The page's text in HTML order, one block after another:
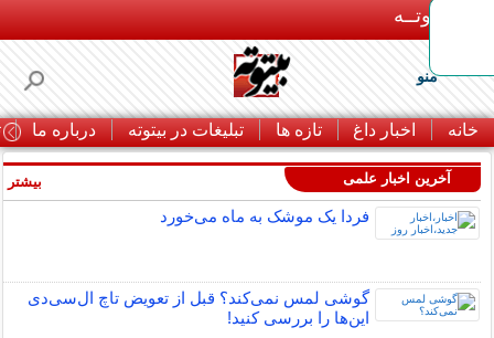
بـیتوتــه
منو
خانه اخبار داغ تازه ها تبلیغات در بیتوته درباره ما
آخرین اخبار علمی
فردا یک موشک به ماه می‌خورد
گوشی لمس نمی‌کند؟ قبل از تعویض تاچ ال‌سی‌دی
این‌ها را بررسی کنید!
بیشتر